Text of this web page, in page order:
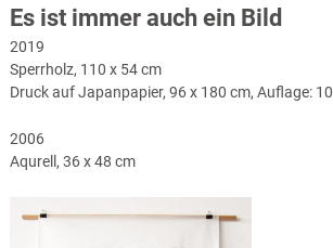
Es ist immer auch ein Bild
2019
Sperrholz, 110 x 54 cm
Druck auf Japanpapier, 96 x 180 cm, Auflage: 10
2006
Aqurell, 36 x 48 cm